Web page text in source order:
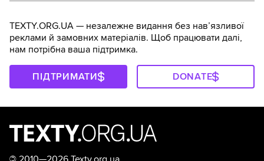
TEXTY.ORG.UA — незалежне видання без навʼязливої
реклами й замовних матеріалів. Щоб працювати далі,
нам потрібна ваша підтримка.
ПІДТРИМАТИ DONATE